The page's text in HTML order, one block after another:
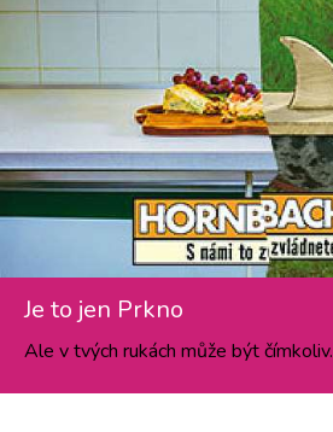
Je to jen Prkno
Ale v tvých rukách může být čímkoliv.